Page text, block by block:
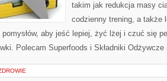
takim jak redukcja masy
codzienny trening, a także
aby jeść lepiej, żyć lżej i czuć się
Polecam Superfoods i Składniki